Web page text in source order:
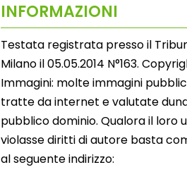
INFORMAZIONI
Testata registrata presso il
Milano il 05.05.2014 N°163.
Immagini: molte immagini
tratte da internet e valutate
pubblico dominio. Qualora il loro
violasse diritti di autore basta
al seguente indirizzo: